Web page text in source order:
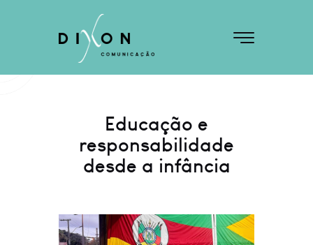
Educação e
responsabilidade
desde a infância